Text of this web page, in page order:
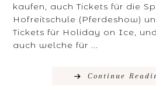
kaufen, auch Tickets für die
Hofreitschule (Pferdeshow)
Tickets für Holiday on Ice,
auch welche für ...
Continue